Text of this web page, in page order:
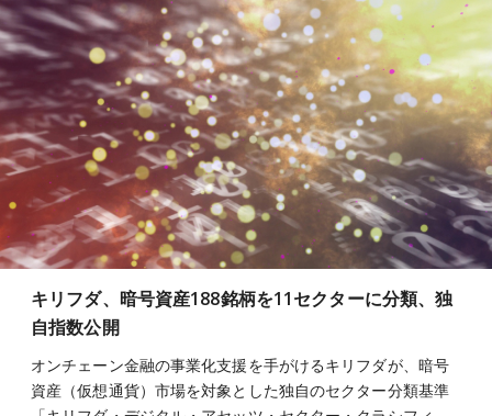
キリフダ、暗号資産188銘柄を11セクターに分類、独
自指数公開
オンチェーン金融の事業化支援を手がけるキリフダが、暗号
資産（仮想通貨）市場を対象とした独自のセクター分類基準